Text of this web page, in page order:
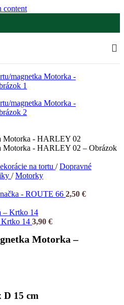
content
na tortu / Dopravné
/ Motorky
- ROUTE 66 2,50 €
Krtko 14 3,90 €
Motorka –
D 15 cm